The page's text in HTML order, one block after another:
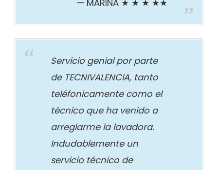
MARINA ★ ★ ★ ★★
Servicio genial por parte
de TECNIVALENCIA, tanto
teléfonicamente como el
técnico que ha venido a
arreglarme la lavadora.
Indudablemente un
servicio técnico de